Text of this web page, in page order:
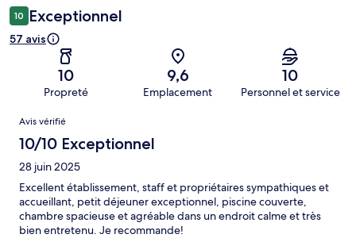
10 Exceptionnel
57 avis
10
Propreté
9,6
Emplacement
10
Personnel et service
Avis
Avis vérifié
10/10 Exceptionnel
28 juin 2025
Excellent établissement, staff et propriétaires sympathiques et
accueillant, petit déjeuner exceptionnel, piscine couverte,
chambre spacieuse et agréable dans un endroit calme et très
bien entretenu. Je recommande!